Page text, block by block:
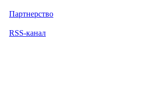
Партнерство
RSS-канал